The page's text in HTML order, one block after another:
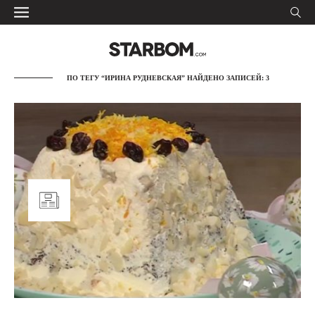
ПО ТЕГУ “ИРИНА РУДНЕВСКАЯ” НАЙДЕНО ЗАПИСЕЙ: 3